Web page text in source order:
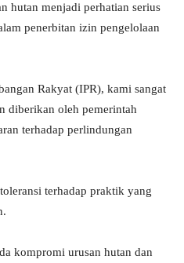
hutan menjadi perhatian serius
penerbitan izin pengelolaan
Rakyat (IPR), kami sangat
diberikan oleh pemerintah
terhadap perlindungan
terhadap praktik yang
kompromi urusan hutan dan